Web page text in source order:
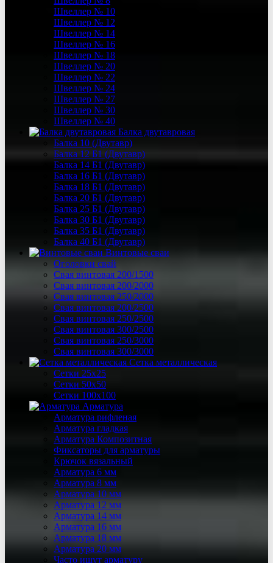
Швеллер № 10
Швеллер № 12
Швеллер № 14
Швеллер № 16
Швеллер № 18
Швеллер № 20
Швеллер № 22
Швеллер № 24
Швеллер № 27
Швеллер № 30
Швеллер № 40
Балка двутавровая
Балка 10 (Двутавр)
Балка 12 Б1 (Двутавр)
Балка 14 Б1 (Двутавр)
Балка 16 Б1 (Двутавр)
Балка 18 Б1 (Двутавр)
Балка 20 Б1 (Двутавр)
Балка 25 Б1 (Двутавр)
Балка 30 Б1 (Двутавр)
Балка 35 Б1 (Двутавр)
Балка 40 Б1 (Двутавр)
Винтовые сваи
Оголовки свай
Свая винтовая 200/1500
Свая винтовая 200/2000
Свая винтовая 250/2000
Свая винтовая 200/2500
Свая винтовая 250/2500
Свая винтовая 300/2500
Свая винтовая 250/3000
Свая винтовая 300/3000
Сетка металлическая
Сетки 25х25
Сетки 50х50
Сетки 100х100
Арматура
Арматура рифленая
Арматура гладкая
Арматура Композитная
Фиксаторы для арматуры
Крючок вязальный
Арматура 6 мм
Арматура 8 мм
Арматура 10 мм
Арматура 12 мм
Арматура 14 мм
Арматура 16 мм
Арматура 18 мм
Арматура 20 мм
Часто ищут арматуру